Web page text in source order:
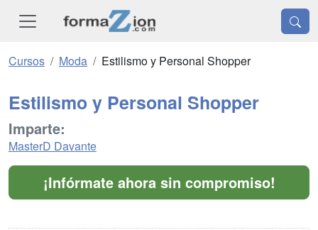
Cursos Moda Estilismo y Personal Shopper
Estilismo y Personal Shopper
Imparte:
MasterD Davante
¡Infórmate ahora sin compromiso!